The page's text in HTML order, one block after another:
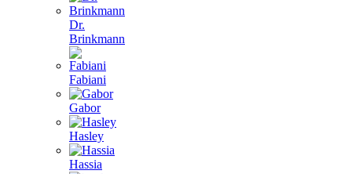
Dr.
Brinkmann
Fabiani
Gabor
Hasley
Hassia